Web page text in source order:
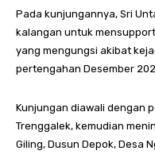
Pada kunjungannya, Sri
kalangan untuk
yang mengungsi akibat
pertengahan Desember
Kunjungan diawali dengan
Trenggalek, kemudian
Giling, Dusun Depok, Desa